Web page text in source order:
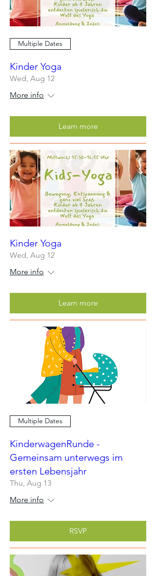
Multiple Dates
Kinder Yoga
Wed, Aug 12
More info
Learn more
Kinder Yoga
Wed, Aug 12
More info
Learn more
Multiple Dates
KinderwagenRunde -
Gemeinsam unterwegs im
ersten Lebensjahr
Thu, Aug 13
More info
RSVP